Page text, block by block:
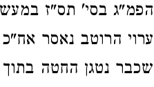
הפמ"ג בסי' תס"ז
ערוי הרוטב נאסר אח"כ
שכבר נטגן החטה בתוך